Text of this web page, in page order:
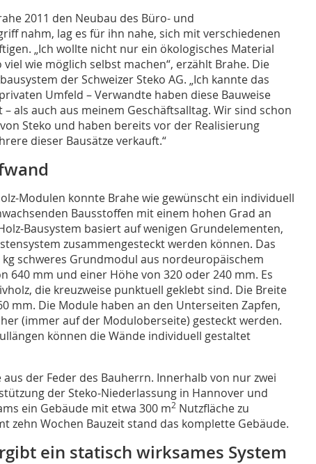
2011 den Neubau des Büro- und
nahm, lag es für ihn nahe, sich mit verschiedenen
„Ich wollte nicht nur ein ökologisches Material
wie möglich selbst machen“, erzählt Brahe. Die
der Schweizer Steko AG. „Ich kannte das
Umfeld – Verwandte haben diese Bauweise
als auch aus meinem Geschäftsalltag. Wir sind schon
Steko und haben bereits vor der Realisierung
dieser Bausätze verkauft.“
Modulen konnte Brahe wie gewünscht ein individuell
Bausstoffen mit einem hohen Grad an
Bausystem basiert auf wenigen Grundelementen,
zusammengesteckt werden können. Das
schweres Grundmodul aus nordeuropäischem
640 mm und einer Höhe von 320 oder 240 mm. Es
die kreuzweise punktuell geklebt sind. Die Breite
mm. Die Module haben an den Unterseiten Zapfen,
(immer auf der Moduloberseite) gesteckt werden.
können die Wände individuell gestaltet
der Feder des Bauherrn. Innerhalb von nur zwei
der Steko-Niederlassung in Hannover und
ein Gebäude mit etwa 300 m2 Nutzfläche zu
zehn Wochen Bauzeit stand das komplette Gebäude.
ein statisch wirksames System